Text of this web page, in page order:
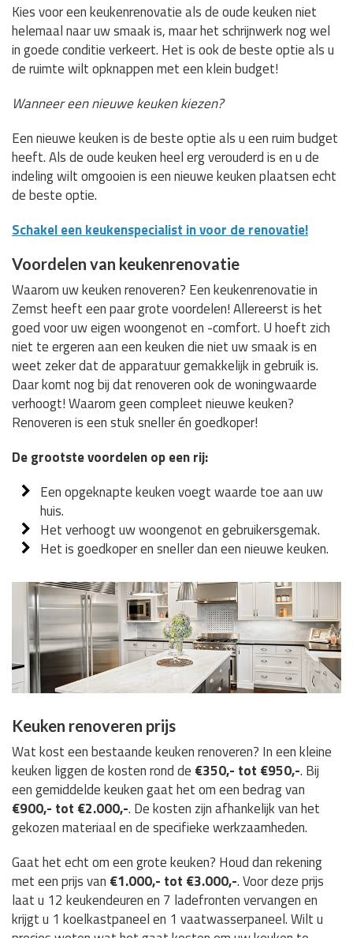
Kies voor een keukenrenovatie als de oude keuken niet
helemaal naar uw smaak is, maar het schrijnwerk nog wel
in goede conditie verkeert. Het is ook de beste optie als u
de ruimte wilt opknappen met een klein budget!
Wanneer een nieuwe keuken kiezen?
Een nieuwe keuken is de beste optie als u een ruim budget
heeft. Als de oude keuken heel erg verouderd is en u de
indeling wilt omgooien is een nieuwe keuken plaatsen echt
de beste optie.
Schakel een keukenspecialist in voor de renovatie!
Voordelen van keukenrenovatie
Waarom uw keuken renoveren? Een keukenrenovatie in
Zemst heeft een paar grote voordelen! Allereerst is het
goed voor uw eigen woongenot en -comfort. U hoeft zich
niet te ergeren aan een keuken die niet uw smaak is en
weet zeker dat de apparatuur gemakkelijk in gebruik is.
Daar komt nog bij dat renoveren ook de woningwaarde
verhoogt! Waarom geen compleet nieuwe keuken?
Renoveren is een stuk sneller én goedkoper!
De grootste voordelen op een rij:
Een opgeknapte keuken voegt waarde toe aan uw
huis.
Het verhoogt uw woongenot en gebruikersgemak.
Het is goedkoper en sneller dan een nieuwe keuken.
Keuken renoveren prijs
Wat kost een bestaande keuken renoveren? In een kleine
keuken liggen de kosten rond de €350,- tot €950,-. Bij
een gemiddelde keuken gaat het om een bedrag van
€900,- tot €2.000,-. De kosten zijn afhankelijk van het
gekozen materiaal en de specifieke werkzaamheden.
Gaat het echt om een grote keuken? Houd dan rekening
met een prijs van €1.000,- tot €3.000,-. Voor deze prijs
laat u 12 keukendeuren en 7 ladefronten vervangen en
krijgt u 1 koelkastpaneel en 1 vaatwasserpaneel. Wilt u